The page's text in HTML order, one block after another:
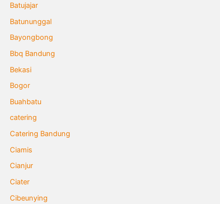
Batujajar
Batununggal
Bayongbong
Bbq Bandung
Bekasi
Bogor
Buahbatu
catering
Catering Bandung
Ciamis
Cianjur
Ciater
Cibeunying